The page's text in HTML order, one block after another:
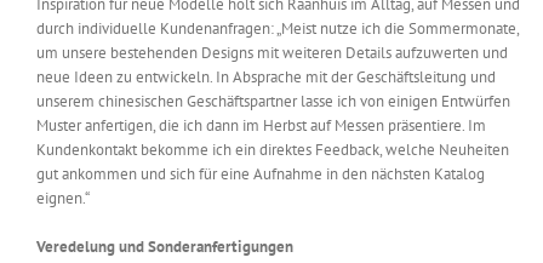
Inspiration für neue Modelle holt sich Raanhuis im Alltag, auf Messen und
durch individuelle Kundenanfragen: „Meist nutze ich die Sommermonate,
um unsere bestehenden Designs mit weiteren Details aufzuwerten und
neue Ideen zu entwickeln. In Absprache mit der Geschäftsleitung und
unserem chinesischen Geschäftspartner lasse ich von einigen Entwürfen
Muster anfertigen, die ich dann im Herbst auf Messen präsentiere. Im
Kundenkontakt bekomme ich ein direktes Feedback, welche Neuheiten
gut ankommen und sich für eine Aufnahme in den nächsten Katalog
eignen.“
Veredelung und Sonderanfertigungen